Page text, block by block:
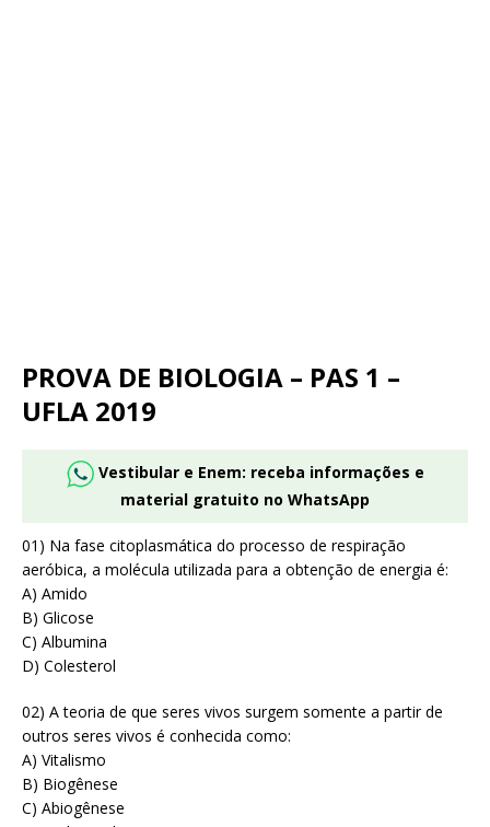
PROVA DE BIOLOGIA – PAS 1 –
UFLA 2019
Vestibular e Enem: receba informações e
material gratuito no WhatsApp
01) Na fase citoplasmática do processo de respiração
aeróbica, a molécula utilizada para a obtenção de energia é:
A) Amido
B) Glicose
C) Albumina
D) Colesterol
02) A teoria de que seres vivos surgem somente a partir de
outros seres vivos é conhecida como:
A) Vitalismo
B) Biogênese
C) Abiogênese